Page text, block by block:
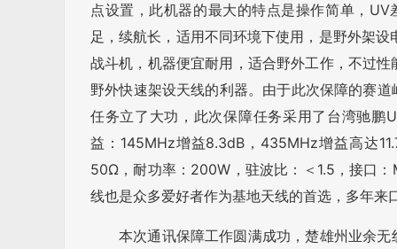
点设置，此机器的最大的特点是操作简单，
足，续航长，适用不同环境下使用，是野外架
战斗机，机器便宜耐用，适合野外工作，不过
野外快速架设天线的利器。由于此次保障的赛
任务立了大功，此次保障任务采用了台湾驰鹏
益：145MHz增益8.3dB，435MHz增益高达
50Ω，耐功率：200W，驻波比：＜1.5，接口
线也是众多爱好者作为基地天线的首选，多年来
本次通讯保障工作圆满成功，楚雄州业余